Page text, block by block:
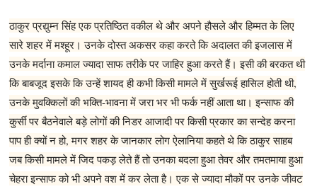
ठाकुर प्रद्युम्न सिंह एक प्रतिष्ठित वकील थे और अपने हौसले और हिम्मत के लिए
सारे शहर में मश्हूर। उनके दोस्त अकसर कहा करते कि अदालत की इजलास में
उनके मर्दाना कमाल ज्यादा साफ तरीके पर जाहिर हुआ करते हैं। इसी की बरकत थी
कि बाबजूद इसके कि उन्हें शायद ही कभी किसी मामले में सुर्खरूई हासिल होती थी,
उनके मुवक्किलों की भक्ति-भावना में जरा भर भी फर्क नहीं आता था। इन्साफ की
कुर्सी पर बैठनेवाले बड़े लोगों की निडर आजादी पर किसी प्रकार का सन्देह करना
पाप ही क्यों न हो, मगर शहर के जानकार लोग ऐलानिया कहते थे कि ठाकुर साहब
जब किसी मामले में जिद पकड़ लेते हैं तो उनका बदला हुआ तेवर और तमतमाया हुआ
चेहरा इन्साफ को भी अपने वश में कर लेता है। एक से ज्यादा मौकों पर उनके जीवट